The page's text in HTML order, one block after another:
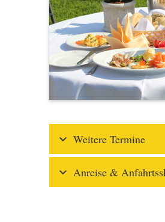
Weitere Termine
Anreise &